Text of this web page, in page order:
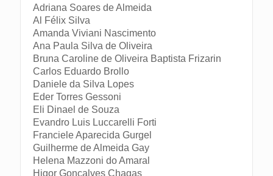
Adriana Soares de Almeida
Al Félix Silva
Amanda Viviani Nascimento
Ana Paula Silva de Oliveira
Bruna Caroline de Oliveira Baptista Frizarin
Carlos Eduardo Brollo
Daniele da Silva Lopes
Eder Torres Gessoni
Eli Dinael de Souza
Evandro Luis Luccarelli Forti
Franciele Aparecida Gurgel
Guilherme de Almeida Gay
Helena Mazzoni do Amaral
Higor Gonçalves Chagas